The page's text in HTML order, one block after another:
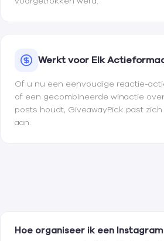
Werkt voor Elk
Of u nu een eenvoudige reactie-
of een gecombineerde winactie
posts houdt, GiveawayPick past
aan.
Hoe organiseer ik een